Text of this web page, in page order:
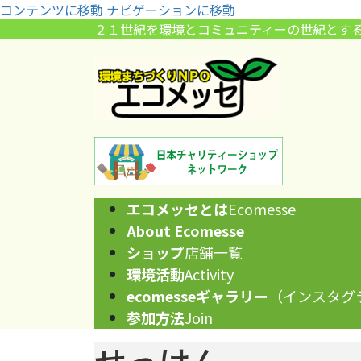
コンテンツに移動 ナビゲーションに移動
２１世紀を環境とコミュニティーの世紀とす
エコメッセとはEcomesse
About Ecomesse
ショップ店舗一覧
環境活動Activity
ecomesseギャラリー （インスタグ
参加方法Join